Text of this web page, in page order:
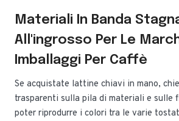
Materiali In Banda
All'ingrosso Per Le
Imballaggi Per Caffè
Se acquistate lattine chiavi in mano,
trasparenti sulla pila di materiali e sulle
poter riprodurre i colori tra le varie